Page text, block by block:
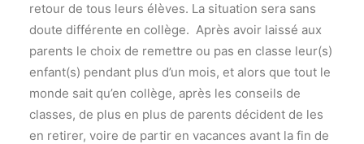
retour de tous leurs élèves. La situation sera sans
doute différente en collège. Après avoir laissé aux
parents le choix de remettre ou pas en classe leur(s)
enfant(s) pendant plus d’un mois, et alors que tout le
monde sait qu’en collège, après les conseils de
classes, de plus en plus de parents décident de les
en retirer, voire de partir en vacances avant la fin de